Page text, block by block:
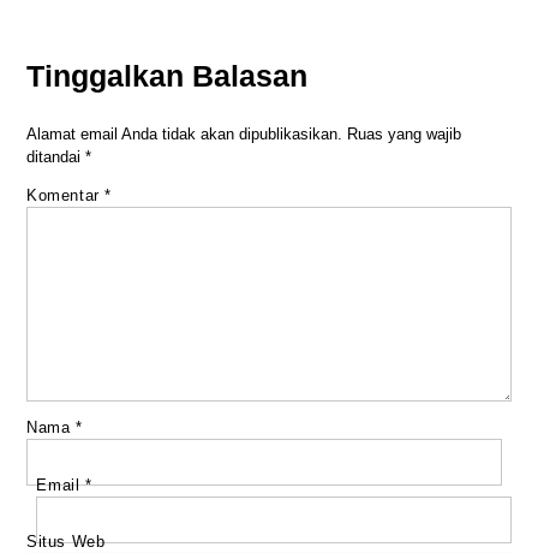
Tinggalkan Balasan
Alamat email Anda tidak akan dipublikasikan.
Ruas yang wajib
ditandai*
Komentar*
Nama*
Email*
Situs Web